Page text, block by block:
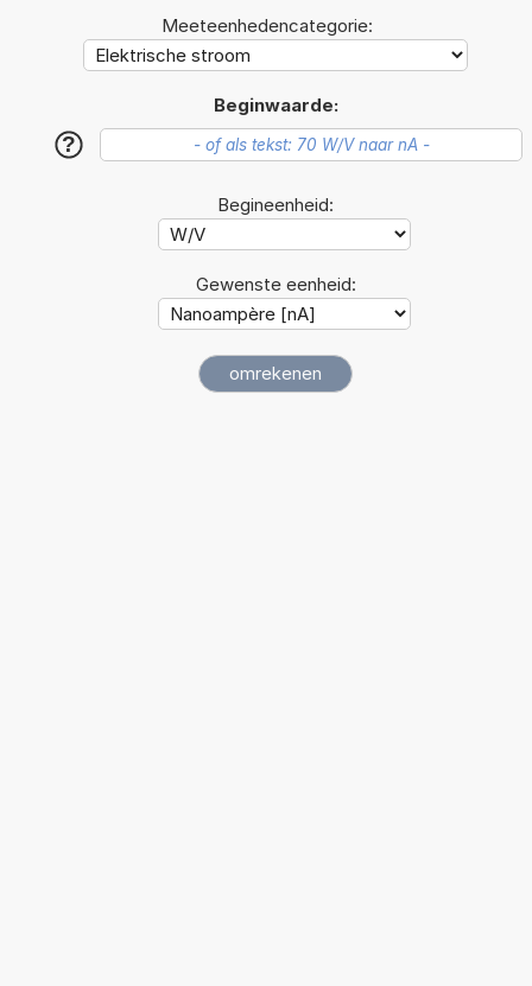
Meeteenhedencategorie:
Beginwaarde:
?
Begineenheid:
Gewenste eenheid: